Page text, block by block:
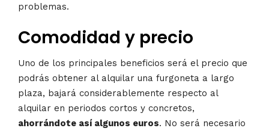
problemas.
Comodidad y precio
Uno de los principales beneficios será el precio que
podrás obtener al alquilar una furgoneta a largo
plaza, bajará considerablemente respecto al
alquilar en periodos cortos y concretos,
ahorrándote así algunos euros. No será necesario